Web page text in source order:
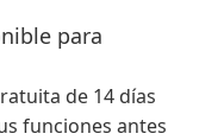
para
de 14 días
funciones antes